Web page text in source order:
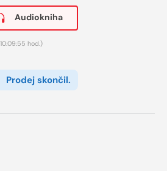
Audiokniha
hod.)
Prodej skončil.